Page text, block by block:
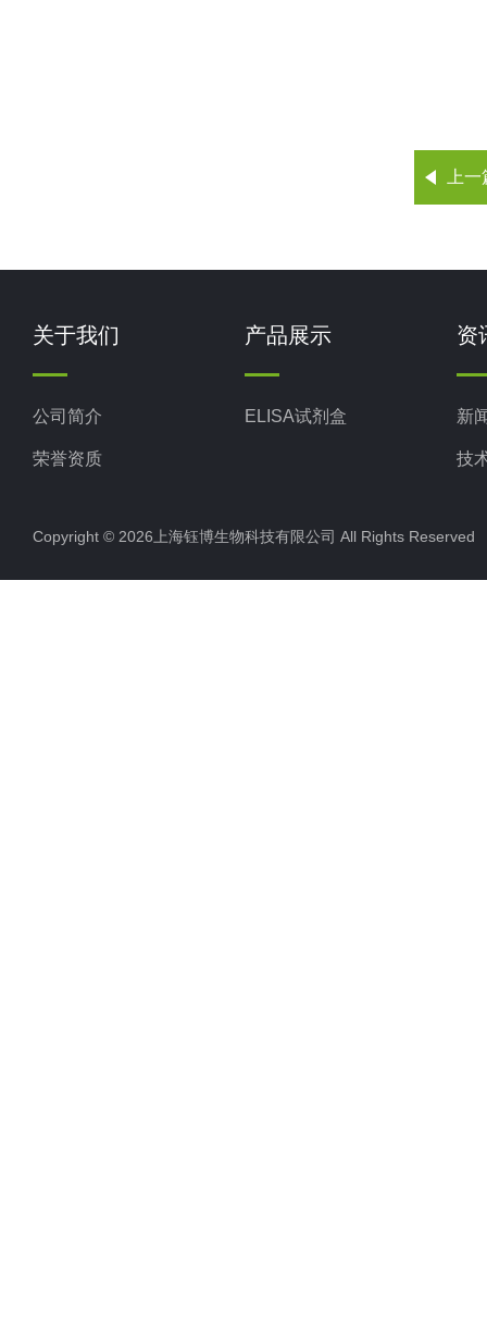
上
关于我们
公司简介
荣誉资质
产品展示
ELISA试剂盒
资
新
技
Copyright © 2026上海钰博生物科技有限公司 All Rights